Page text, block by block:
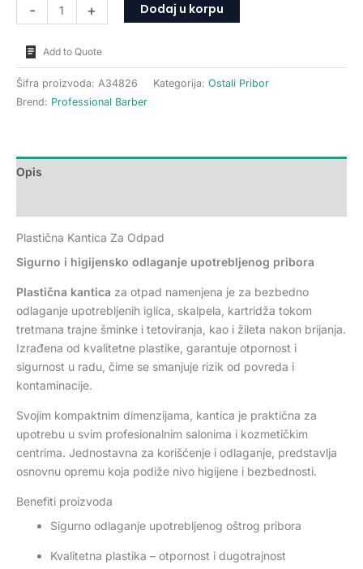
- + Dodaj u korpu
Add to Quote
Šifra proizvoda: A34826 Kategorija: Ostali Pribor
Brend: Professional Barber
Opis
Plastična Kantica Za Odpad
Sigurno i higijensko odlaganje upotrebljenog pribora
Plastična kantica za otpad namenjena je za bezbedno
odlaganje upotrebljenih iglica, skalpela, kartridža tokom
tretmana trajne šminke i tetoviranja, kao i žileta nakon brijanja.
Izrađena od kvalitetne plastike, garantuje otpornost i
sigurnost u radu, čime se smanjuje rizik od povreda i
kontaminacije.
Svojim kompaktnim dimenzijama, kantica je praktična za
upotrebu u svim profesionalnim salonima i kozmetičkim
centrima. Jednostavna za korišćenje i odlaganje, predstavlja
osnovnu opremu koja podiže nivo higijene i bezbednosti.
Benefiti proizvoda
Sigurno odlaganje upotrebljenog oštrog pribora
Kvalitetna plastika – otpornost i dugotrajnost